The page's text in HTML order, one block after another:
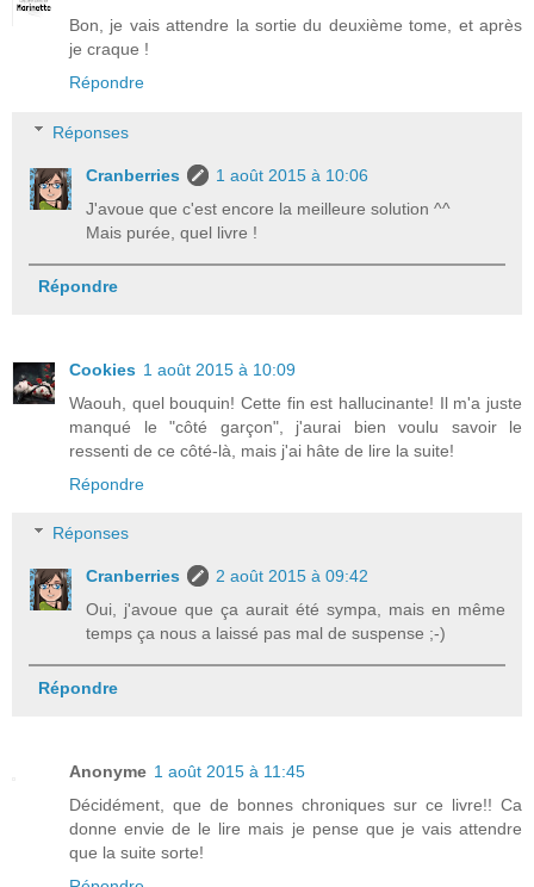
Bon, je vais attendre la sortie du deuxième tome, et après
je craque !
Répondre
Réponses
Cranberries
1 août 2015 à 10:06
J'avoue que c'est encore la meilleure solution ^^
Mais purée, quel livre !
Répondre
Cookies 1 août 2015 à 10:09
Waouh, quel bouquin! Cette fin est hallucinante! Il m'a juste
manqué le "côté garçon", j'aurai bien voulu savoir le
ressenti de ce côté-là, mais j'ai hâte de lire la suite!
Répondre
Réponses
Cranberries
2 août 2015 à 09:42
Oui, j'avoue que ça aurait été sympa, mais en même
temps ça nous a laissé pas mal de suspense ;-)
Répondre
Anonyme 1 août 2015 à 11:45
Décidément, que de bonnes chroniques sur ce livre!! Ca
donne envie de le lire mais je pense que je vais attendre
que la suite sorte!